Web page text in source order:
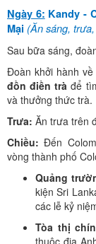
Ngày 6: Kandy -
Mại (Ăn sáng,
Sau bữa sáng,
Đoàn khởi hành
đồn điền trà để
và thưởng thức trà.
Trưa: Ăn trưa trên
Chiều: Đến
vòng thành phố
Quảng
kiện Sri
các lễ kỷ
Tòa thị
thuộc địa